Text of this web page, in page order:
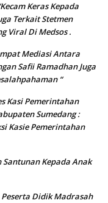
Keras Kepada
Terkait Stetmen
Viral Di Medsos .
Mediasi Antara
Safii Ramadhan Juga
“
Kasi Pemerintahan
Sumedang :
Kasie Pemerintahan
Santunan Kepada Anak
Didik Madrasah